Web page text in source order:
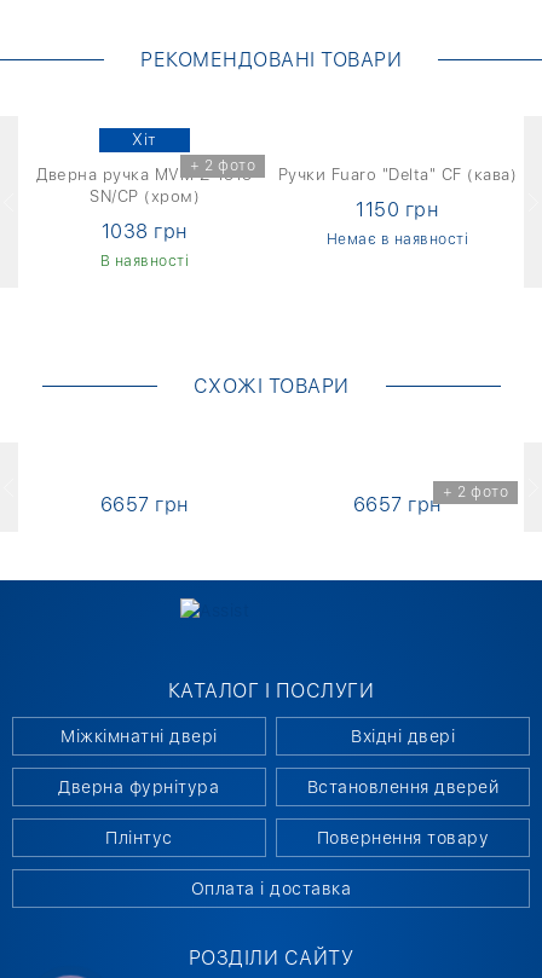
РЕКОМЕНДОВАНІ ТОВАРИ
Хіт
+ 2 фото
Дверна ручка MVM Z-1313
SN/CP (хром)
1038 грн
В наявності
Ручки Fuaro "Delta" CF (кава)
1150 грн
Немає в наявності
СХОЖІ ТОВАРИ
6657 грн
+ 2 фото
6657 грн
КАТАЛОГ І ПОСЛУГИ
Міжкімнатні двері Вхідні двері
Дверна фурнітура Встановлення дверей
Плінтус Повернення товару
Оплата і доставка
РОЗДІЛИ САЙТУ